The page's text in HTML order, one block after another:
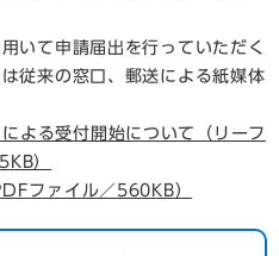
いて申請届出を行っていただく
従来の窓口、郵送による紙媒体
よる受付開始について（リーフ
）
ファイル／560KB）